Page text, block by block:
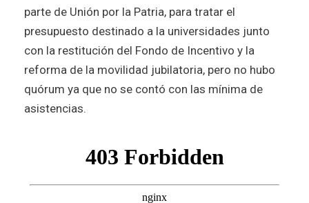
parte de Unión por la Patria, para tratar el
presupuesto destinado a la universidades junto
con la restitución del Fondo de Incentivo y la
reforma de la movilidad jubilatoria, pero no hubo
quórum ya que no se contó con las mínima de
asistencias.